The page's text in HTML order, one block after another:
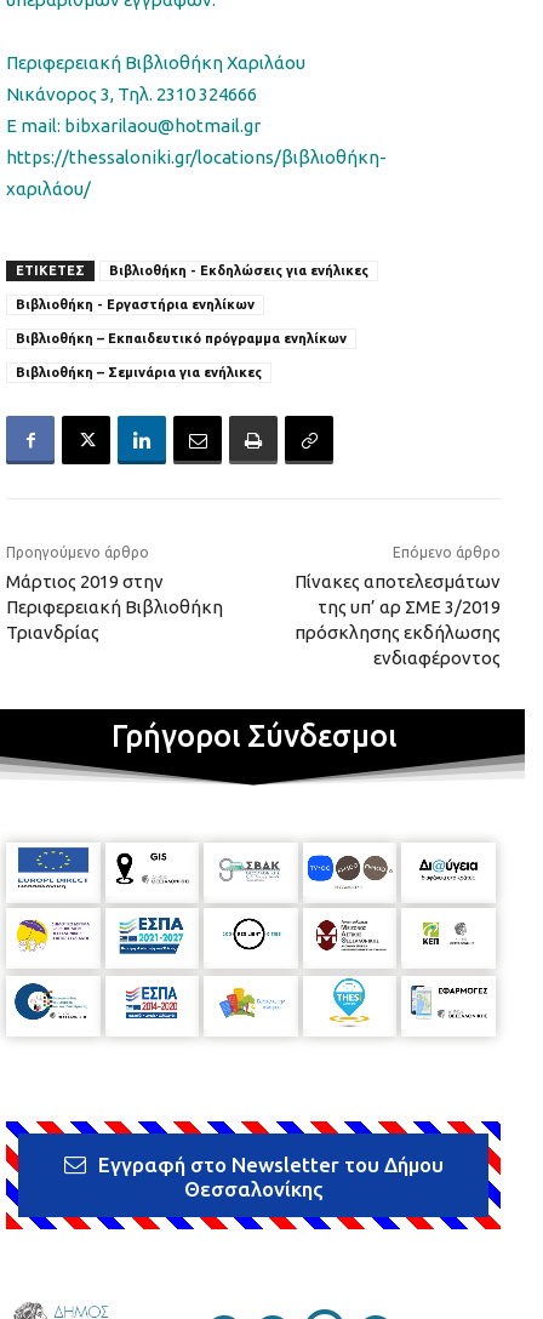
Περιφερειακή Βιβλιοθήκη Χαριλάου
Νικάνορος 3, Τηλ. 2310 324666
E mail: bibxarilaou@hotmail.gr
https://thessaloniki.gr/locations/βιβλιοθήκη-
χαριλάου/
ΕΤΙΚΕΤΕΣ Βιβλιοθήκη - Εκδηλώσεις για ενήλικες
Βιβλιοθήκη - Εργαστήρια ενηλίκων
Βιβλιοθήκη – Εκπαιδευτικό πρόγραμμα ενηλίκων
Βιβλιοθήκη – Σεμινάρια για ενήλικες
Προηγούμενο άρθρο
Μάρτιος 2019 στην
Περιφερειακή Βιβλιοθήκη
Τριανδρίας
Επόμενο άρθρο
Πίνακες αποτελεσμάτων
της υπ’ αρ ΣΜΕ 3/2019
πρόσκλησης εκδήλωσης
ενδιαφέροντος
Γρήγοροι Σύνδεσμοι
Εγγραφή στο Newsletter του Δήμου
Θεσσαλονίκης